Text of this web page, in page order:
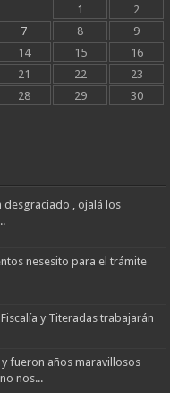
1
2
7 8
9
14 15
16
21 22
23
28 29
30
desgraciado , ojalá los
nesesito para el trámite
y Titeradas trabajarán
fueron años maravillosos
nos...